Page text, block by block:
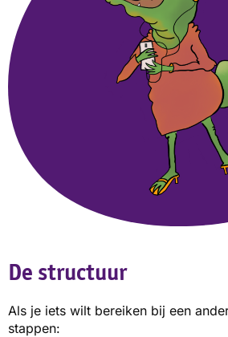
De structuur
Als je iets wilt bereiken bij een
stappen: